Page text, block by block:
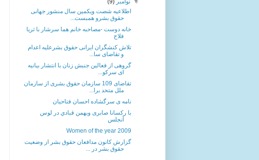
اطلاعیه شصت ویکمین سال منشور جهانی
حقوق بشرو همبست...
خانه دوست -مصاحبه خانم هما سرشار با ثریا
فلاح
تلاش کنشگران ایرانی حقوق بشرعلیه اعدام
و تقاضای سا...
گروهی از فعالین جنبش زنان با انتشار بیانیه
ای سرکو...
تقاضای 109 سازمان حقوق بشری از سازمان
ملل متحد برا...
نامه ی سرگشاده احسان فتاحیان
با رکسانا صابری وبهمن قبادي در لوس
آنجلس
Women of the year 2009
گزارش کانون مدافعان حقوق بشر از وضعیت
حقوق بشر در ...